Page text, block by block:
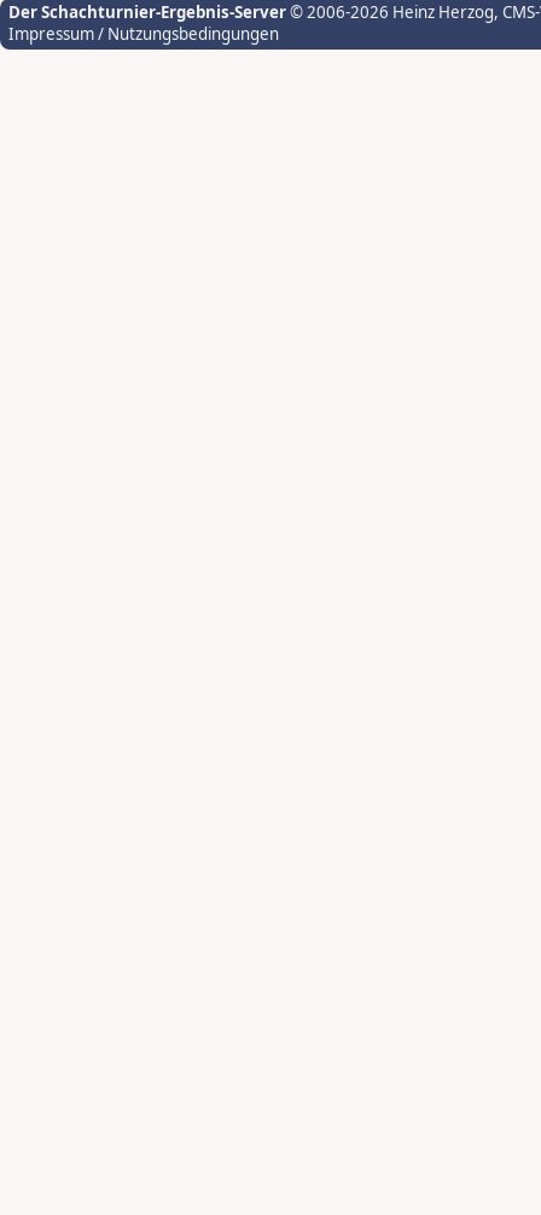
Der Schachturnier-Ergebnis-Server© 2006-2026 Heinz Herzog,
Impressum / Nutzungsbedingungen